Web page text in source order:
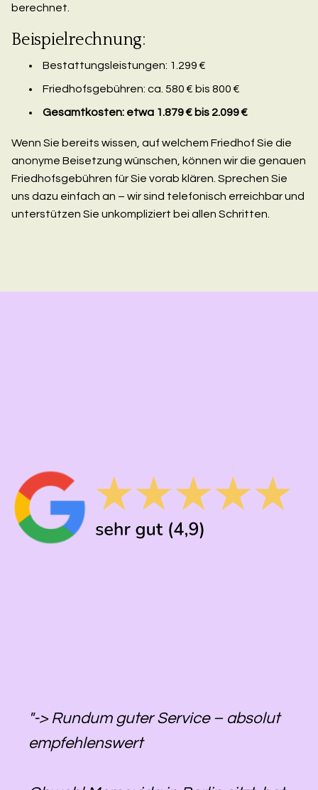
berechnet.
Beispielrechnung:
Bestattungsleistungen: 1.299 €
Friedhofsgebühren: ca. 580 € bis 800 €
Gesamtkosten: etwa 1.879 € bis 2.099 €
Wenn Sie bereits wissen, auf welchem Friedhof Sie die
anonyme Beisetzung wünschen, können wir die genauen
Friedhofsgebühren für Sie vorab klären. Sprechen Sie
uns dazu einfach an – wir sind telefonisch erreichbar und
unterstützen Sie unkompliziert bei allen Schritten.
"-> Rundum guter Service – absolut
empfehlenswert